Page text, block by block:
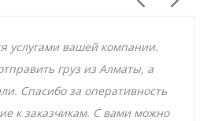
услугами вашей компании.
груз из Алматы, а
Спасибо за оперативность
к заказчикам. С вами можно